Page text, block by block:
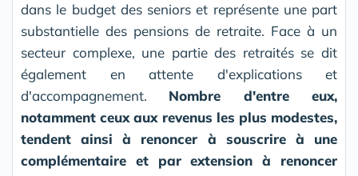
dans le budget des seniors et représente une part
substantielle des pensions de retraite. Face à un
secteur complexe, une partie des retraités se dit
également en attente d'explications et
d'accompagnement. Nombre d'entre eux,
notamment ceux aux revenus les plus modestes,
tendent ainsi à renoncer à souscrire à une
complémentaire et par extension à renoncer